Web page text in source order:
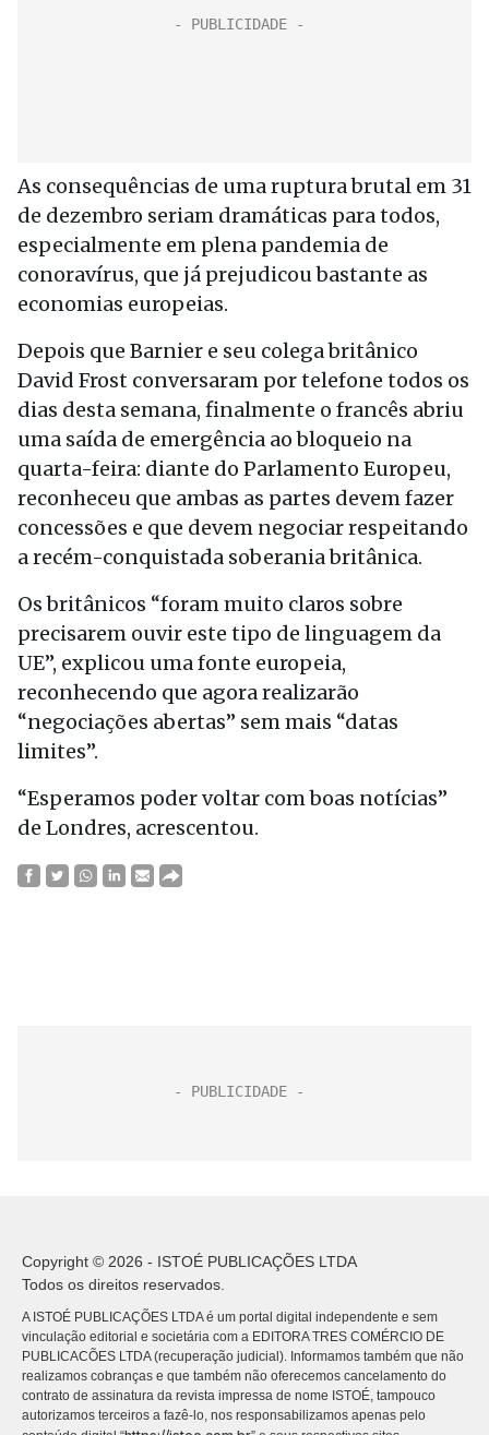
As consequências de uma ruptura brutal em 31
de dezembro seriam dramáticas para todos,
especialmente em plena pandemia de
conoravírus, que já prejudicou bastante as
economias europeias.
Depois que Barnier e seu colega britânico
David Frost conversaram por telefone todos os
dias desta semana, finalmente o francês abriu
uma saída de emergência ao bloqueio na
quarta-feira: diante do Parlamento Europeu,
reconheceu que ambas as partes devem fazer
concessões e que devem negociar respeitando
a recém-conquistada soberania britânica.
Os britânicos “foram muito claros sobre
precisarem ouvir este tipo de linguagem da
UE”, explicou uma fonte europeia,
reconhecendo que agora realizarão
“negociações abertas” sem mais “datas
limites”.
“Esperamos poder voltar com boas notícias”
de Londres, acrescentou.
Copyright © 2026 - ISTOÉ PUBLICAÇÕES LTDA
Todos os direitos reservados.
A ISTOÉ PUBLICAÇÕES LTDA é um portal digital independente e sem
vinculação editorial e societária com a EDITORA TRES COMÉRCIO DE
PUBLICACÕES LTDA (recuperação judicial). Informamos também que não
realizamos cobranças e que também não oferecemos cancelamento do
contrato de assinatura da revista impressa de nome ISTOÉ, tampouco
autorizamos terceiros a fazê-lo, nos responsabilizamos apenas pelo